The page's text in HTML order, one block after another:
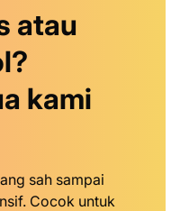
atau
kami
sah sampai
Cocok untuk